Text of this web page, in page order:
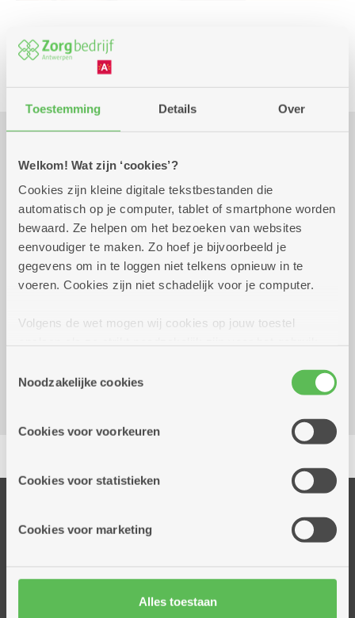
Toestemming Details Over
Welkom! Wat zijn ‘cookies’?
Cookies zijn kleine digitale tekstbestanden die
automatisch op je computer, tablet of smartphone worden
bewaard. Ze helpen om het bezoeken van websites
eenvoudiger te maken. Zo hoef je bijvoorbeeld je
gegevens om in te loggen niet telkens opnieuw in te
voeren. Cookies zijn niet schadelijk voor je computer.
Volgens de wet mogen wij cookies op jouw toestel
cookies hebben we jouw toestemming nodig. Sommige
cookies worden geplaatst door derde partijen die een
informatie over jouw (geanonimiseerd) gebruik van onze
partners kunnen deze gegevens combineren met andere
Noodzakelijke cookies
Cookies voor voorkeuren
Cookies voor statistieken
Cookies voor marketing
Alles toestaan
Club
Praktisch
donderdag 20 augustus
2026
14.00 uur tot 15.45
uur
Gratis
Reserveer vervoer
Woonzorgcentrum Hof De Beuken
2180 Ekeren
Thuisdiensten
Assistentiewoningen
Woonzorgcentra